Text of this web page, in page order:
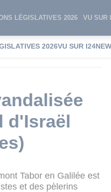
LÉGISLATIVES 2026 VU SUR
2026VU SUR
d'Israël
Tabor en Galilée est
et des pèlerins